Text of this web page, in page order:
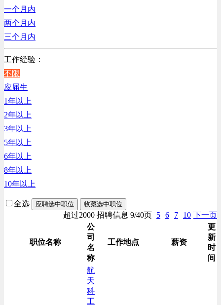
人力资源类
互联网/电子商务/游戏类
建筑装潢/市政建设类
通信/移动互联网/手机类
技工/维修类
房地产开发/物业管理类
生产/加工/认证类
综合技术类
汽车/交通类
财务/审计/税务类
一个月内
两个月内
三个月内
工作经验：
不限
应届生
1年以上
2年以上
3年以上
5年以上
6年以上
8年以上
10年以上
全选 应聘选中职位 收藏选中职位
超过2000 招聘信息 9/40页 5 6 7 10 下一页
职位名称
公
司
名
称
工作地点 薪资
更
新
时
间
航
天
科
工